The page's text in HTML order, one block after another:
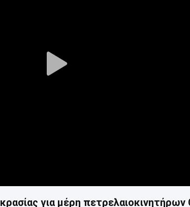
Play
για μέρη πετρελαιοκινητήρων